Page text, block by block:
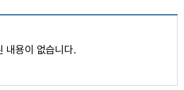
내용이 없습니다.